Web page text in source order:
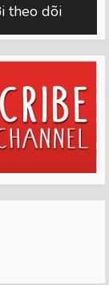
theo dõi